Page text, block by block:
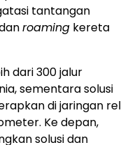
tantangan
roaming kereta
dari 300 jalur
sementara solusi
di jaringan rel
Ke depan,
solusi dan